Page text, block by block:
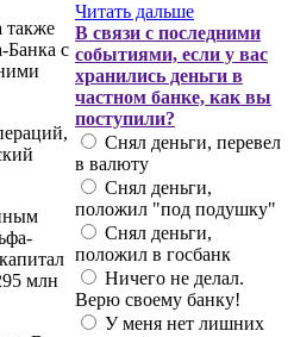
также
Банка с
млн
Читать дальше
В связи с последними
событиями, если у вас
хранились деньги в
частном банке, как вы
поступили?
Снял деньги, перевел
в валюту
Снял деньги,
положил "под подушку"
Снял деньги,
положил в госбанк
Ничего не делал.
Верю своему банку!
У меня нет лишних